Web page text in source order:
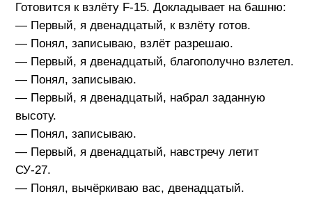
Готовится к взлёту F-15. Докладывает на башню:
— Первый, я двенадцатый, к взлёту готов.
— Понял, записываю, взлёт разрешаю.
— Первый, я двенадцатый, благополучно взлетел.
— Понял, записываю.
— Первый, я двенадцатый, набрал заданную
высоту.
— Понял, записываю.
— Первый, я двенадцатый, навстречу летит
СУ-27.
— Понял, вычёркиваю вас, двенадцатый.